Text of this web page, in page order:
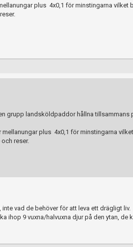
plus 4x0,1 för minstingarna vilket
grupp landsköldpaddor hållna tillsammans
mellanungar plus 4x0,1 för minstingarna
reser.
vad de behöver för att leva ett drägligt liv.
ihop 9 vuxna/halvuxna djur på den ytan, de